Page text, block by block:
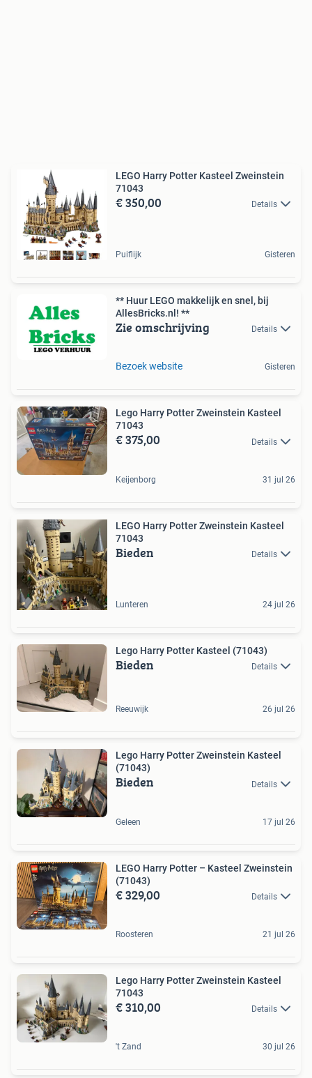
LEGO Harry Potter Kasteel Zweinstein
71043
€ 350,00 Details
Puiflijk Gisteren
** Huur LEGO makkelijk en snel, bij
AllesBricks.nl! **
Zie omschrijving Details
Bezoek website Gisteren
Lego Harry Potter Zweinstein Kasteel
71043
€ 375,00 Details
Keijenborg 31 jul 26
LEGO Harry Potter Zweinstein Kasteel
71043
Bieden Details
Lunteren 24 jul 26
Lego Harry Potter Kasteel (71043)
Bieden Details
Reeuwijk 26 jul 26
Lego Harry Potter Zweinstein Kasteel
(71043)
Bieden Details
Geleen 17 jul 26
LEGO Harry Potter – Kasteel Zweinstein
(71043)
€ 329,00 Details
Roosteren 21 jul 26
Lego Harry Potter Zweinstein Kasteel
71043
€ 310,00 Details
't Zand 30 jul 26